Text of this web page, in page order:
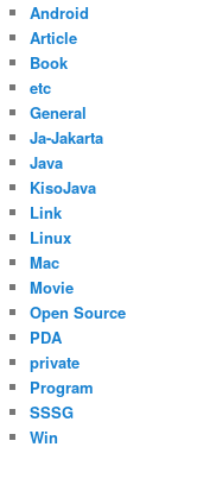
Android
Article
Book
etc
General
Ja-Jakarta
Java
KisoJava
Link
Linux
Mac
Movie
Open Source
PDA
private
Program
SSSG
Win